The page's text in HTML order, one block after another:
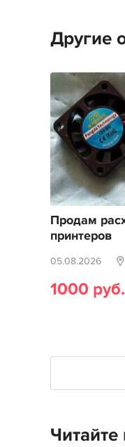
Другие
Продам
принтеров
05.08.2026
1000 руб.
Читайте